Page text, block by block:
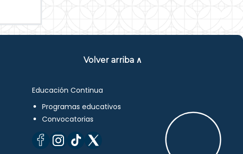
Volver arriba ∧
Educación Continua
Programas educativos
Convocatorias